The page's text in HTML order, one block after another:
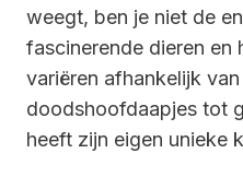
weegt, ben je niet de
fascinerende dieren en
variëren afhankelijk
doodshoofdaapjes tot
heeft zijn eigen unieke